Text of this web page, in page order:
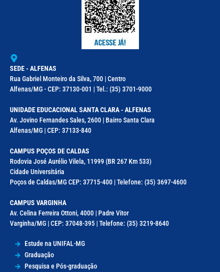
SEDE - ALFENAS
Rua Gabriel Monteiro da Silva, 700 | Centro
Alfenas/MG - CEP: 37130-001 | Tel.: (35) 3701-9000
UNIDADE EDUCACIONAL SANTA CLARA - ALFENAS
Av. Jovino Fernandes Sales, 2600 | Bairro Santa Clara
Alfenas/MG | CEP: 37133-840
CAMPUS POÇOS DE CALDAS
Rodovia José Aurélio Vilela, 11999 (BR 267 Km 533)
Cidade Universitária
Poços de Caldas/MG CEP: 37715-400 | Telefone: (35) 3697-4600
CAMPUS VARGINHA
Av. Celina Ferreira Ottoni, 4000 | Padre Vitor
Varginha/MG | CEP: 37048-395 | Telefone: (35) 3219-8640
Estude na UNIFAL-MG
Graduação
Pesquisa e Pós-graduação